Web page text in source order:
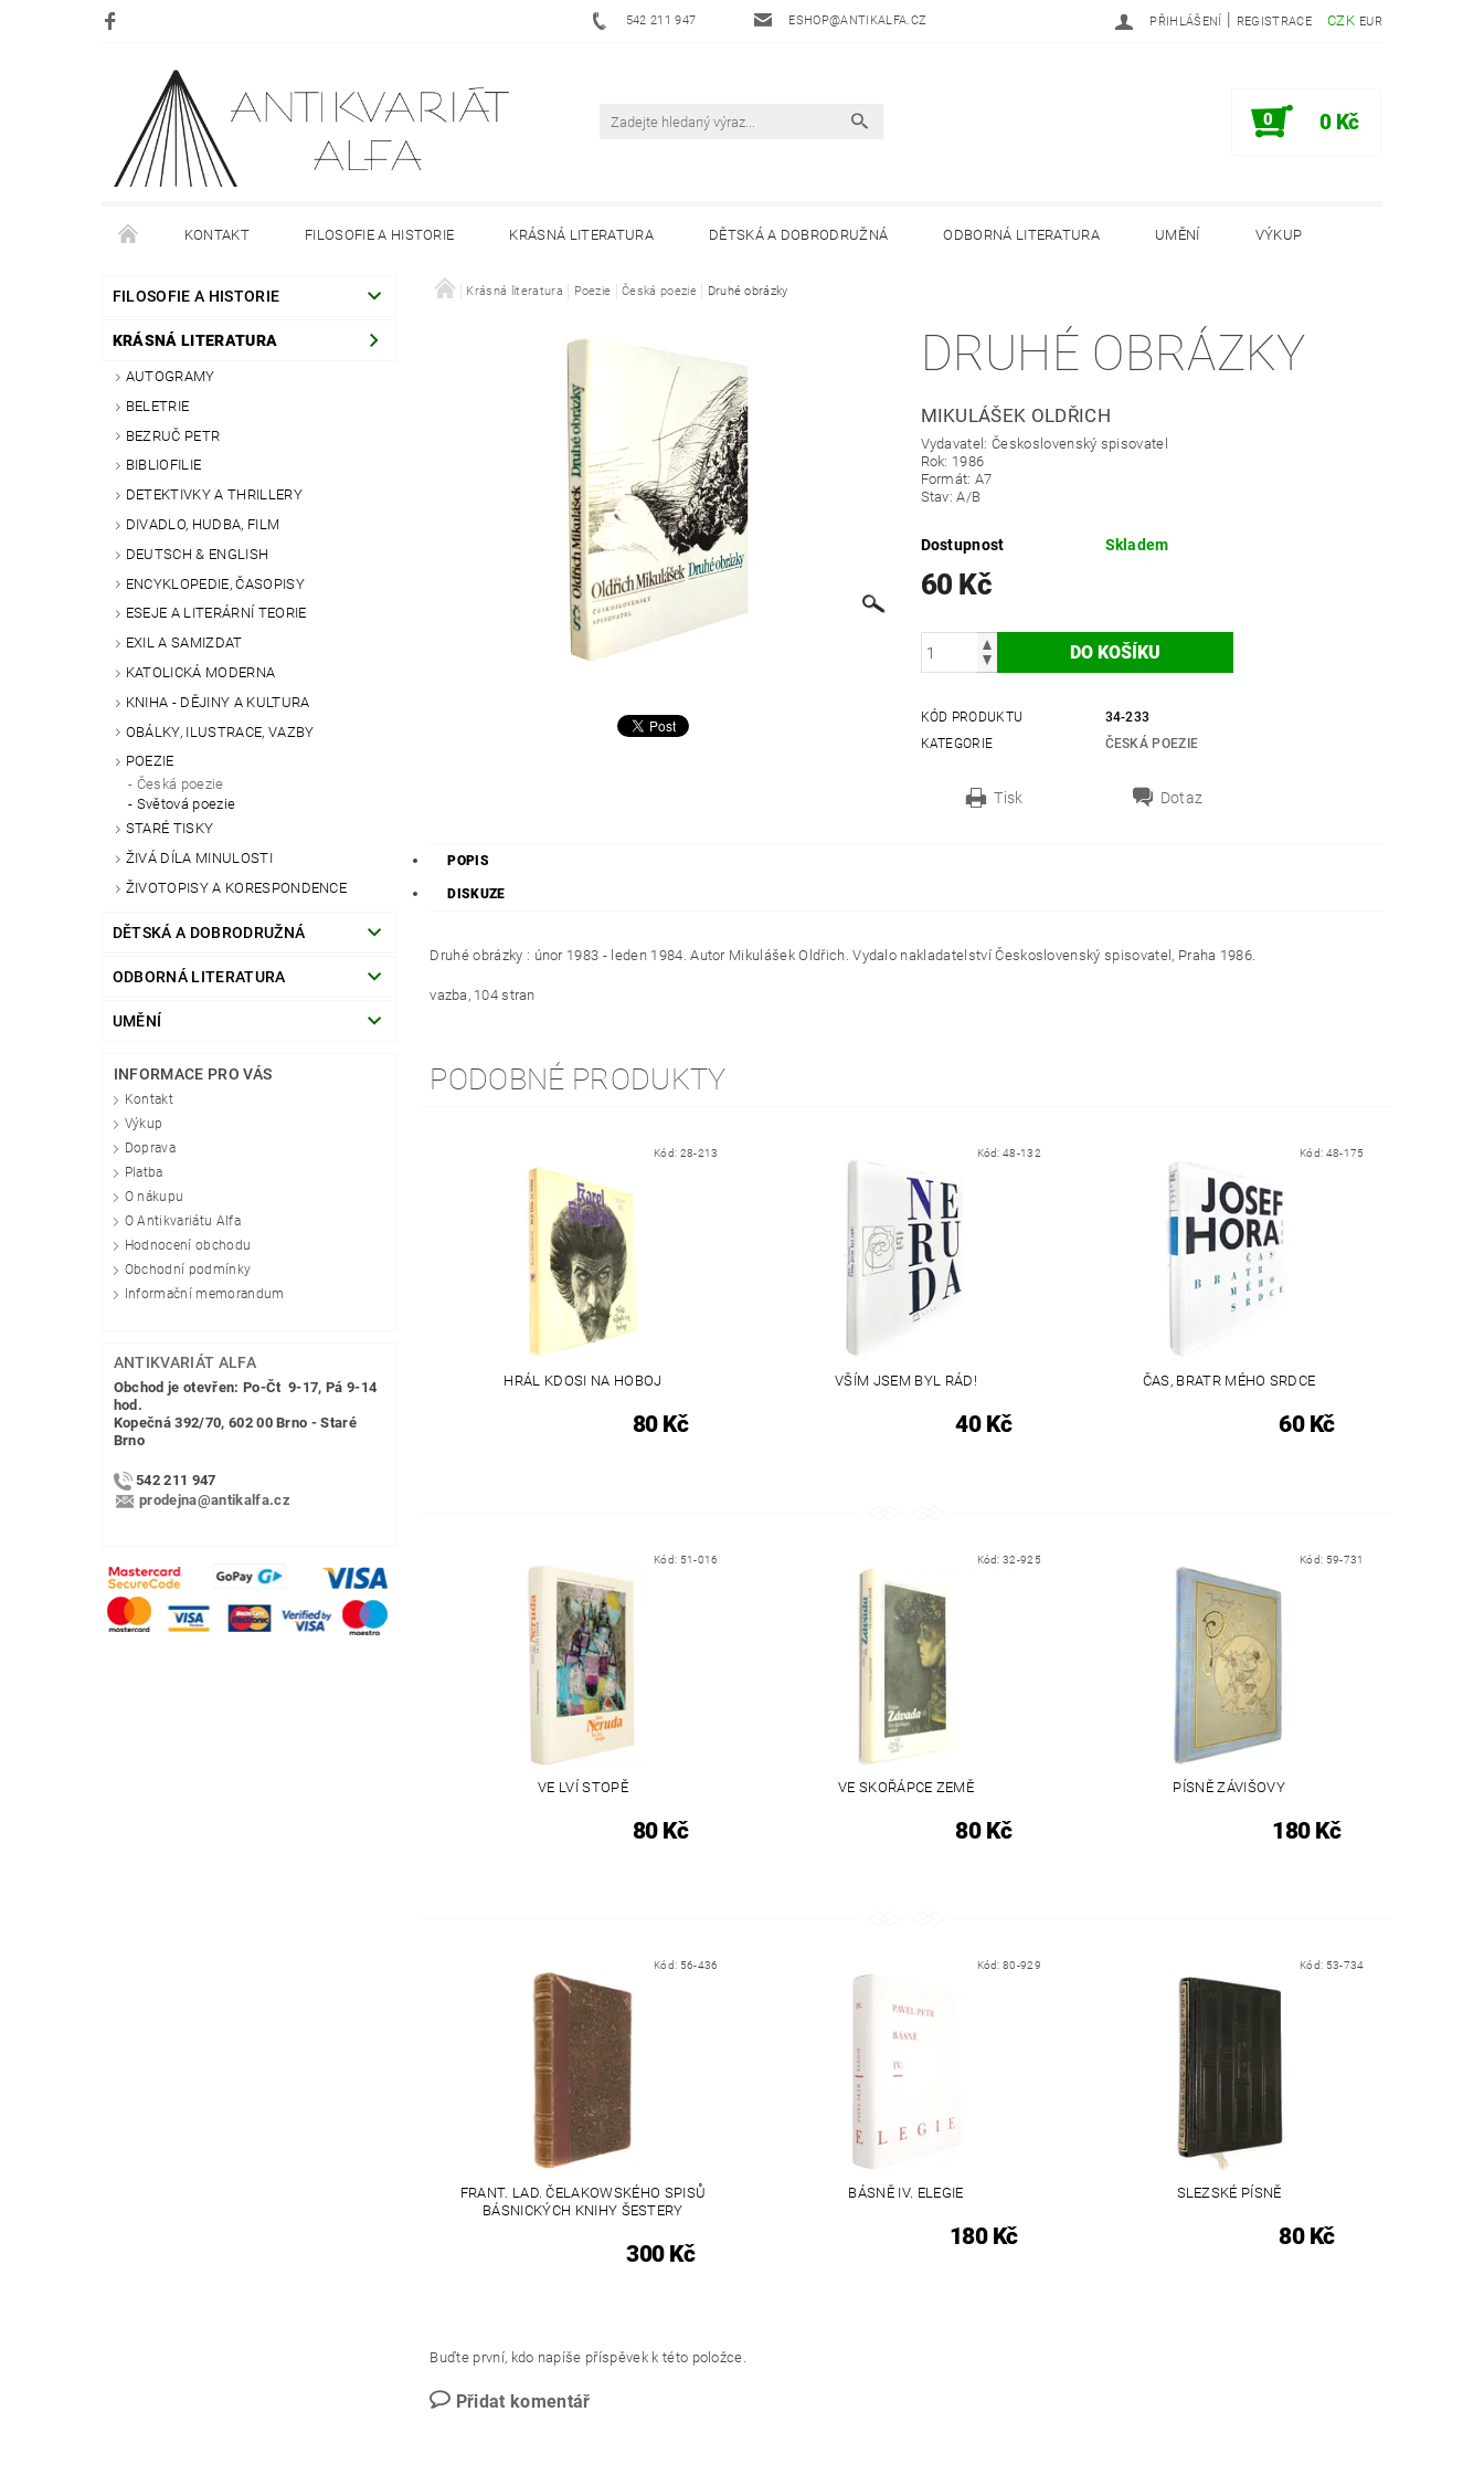
542 211 947 ESHOP@ANTIKALFA.CZ CZK EUR
PŘIHLÁŠENÍ | REGISTRACE
0 0 Kč
KONTAKT FILOSOFIE A HISTORIE KRÁSNÁ LITERATURA DĚTSKÁ A DOBRODRUŽNÁ ODBORNÁ LITERATURA UMĚNÍ VÝKUP
DOPRAVA PLATBA O NÁKUPU O ANTIKVARIÁTU ALFA HODNOCENÍ OBCHODU
FILOSOFIE A HISTORIE
KRÁSNÁ LITERATURA
AUTOGRAMY
BELETRIE
BEZRUČ PETR
BIBLIOFILIE
DETEKTIVKY A THRILLERY
DIVADLO, HUDBA, FILM
DEUTSCH & ENGLISH
ENCYKLOPEDIE, ČASOPISY
ESEJE A LITERÁRNÍ TEORIE
EXIL A SAMIZDAT
KATOLICKÁ MODERNA
KNIHA - DĚJINY A KULTURA
OBÁLKY, ILUSTRACE, VAZBY
POEZIE
Česká poezie
Světová poezie
STARÉ TISKY
ŽIVÁ DÍLA MINULOSTI
ŽIVOTOPISY A KORESPONDENCE
DĚTSKÁ A DOBRODRUŽNÁ
ODBORNÁ LITERATURA
UMĚNÍ
INFORMACE PRO VÁS
Kontakt
Výkup
Doprava
Platba
O nákupu
O Antikvariátu Alfa
Hodnocení obchodu
Obchodní podmínky
Informační memorandum
ANTIKVARIÁT ALFA
Obchod je otevřen: Po-Čt 9-17, Pá 9-14
hod.
Kopečná 392/70, 602 00 Brno - Staré
Brno
542 211 947
prodejna@antikalfa.cz
Krásná literatura Poezie Česká poezie Druhé obrázky
DRUHÉ OBRÁZKY
MIKULÁŠEK OLDŘICH
Vydavatel: Československý spisovatel
Rok: 1986
Formát: A7
Stav: A/B
Dostupnost Skladem
60 Kč
KÓD PRODUKTU
34-233
KATEGORIE
ČESKÁ POEZIE
Tisk Dotaz
POPIS
DISKUZE
Druhé obrázky : únor 1983 - leden 1984. Autor Mikulášek Oldřich. Vydalo nakladatelství Československý spisovatel, Praha 1986.
vazba, 104 stran
PODOBNÉ PRODUKTY
Kód: 28-213
HRÁL KDOSI NA HOBOJ
80 Kč
Kód:48-132
VŠÍM JSEM BYL RÁD!
40 Kč
Kód: 48-175
ČAS, BRATR MÉHO SRDCE
60 Kč
Kód: 51-016
VE LVÍ STOPĚ
80 Kč
Kód:32-925
VE SKOŘÁPCE ZEMĚ
80 Kč
Kód: 59-731
PÍSNĚ ZÁVIŠOVY
180 Kč
Kód: 56-436
FRANT. LAD. ČELAKOWSKÉHO SPISŮ
BÁSNICKÝCH KNIHY ŠESTERY
300 Kč
Kód:80-929
BÁSNĚ IV. ELEGIE
180 Kč
Kód: 53-734
SLEZSKÉ PÍSNĚ
80 Kč
Buďte první, kdo napíše příspěvek k této položce.
Přidat komentář